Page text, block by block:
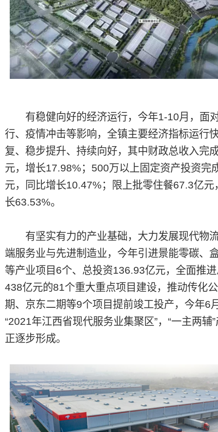
有稳健向好的经济运行，今年1-10月，面
行、疫情冲击等影响，全镇主要经济指标运行
复、稳步提升、持续向好，其中财政总收入完
元，增长17.98%；500万以上固定资产投资完
元，同比增长10.47%；限上批零住餐67.3亿元
长63.53%。
有坚实有力的产业基础，大力发展现代物
端服务业与先进制造业，今年引进景能零碳、
等产业项目6个、总投资136.93亿元，全面推
438亿元的81个重大重点项目建设，推动传化
期、京东二期等9个项目提前竣工投产，今年6
“2021年江西省现代服务业集聚区”，“一主两辅
正逐步形成。